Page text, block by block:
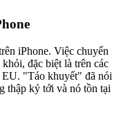
iPhone. Việc chuyển
đặc biệt là trên các
EU. "Táo khuyết" đã nói
thập kỷ tới và nó tồn tại